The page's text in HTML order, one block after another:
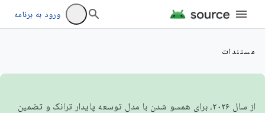
ورود به برنامه
مستندات
از سال ۲۰۲۶، برای همسو شدن با مدل توسعه پایدار ترانک و تضمین